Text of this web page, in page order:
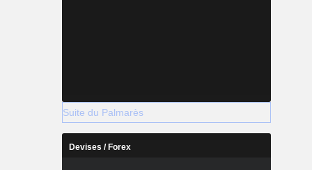
Suite du Palmarès
Devises / Forex